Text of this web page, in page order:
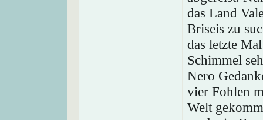
das Land
Briseis zu
das letzte
Schimmel
Nero
vier Fohlen
Welt